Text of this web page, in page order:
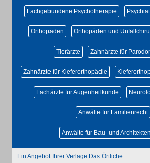
Fachgebundene Psychotherapie
Orthopäden Orthopäden und
Tierärzte Zahnärzte für
Zahnärzte für Kieferorthopädie
Fachärzte für Augenheilkunde
Anwälte für Familienrecht
Anwälte für Bau- und
Ein Angebot Ihrer Verlage Das Örtliche.